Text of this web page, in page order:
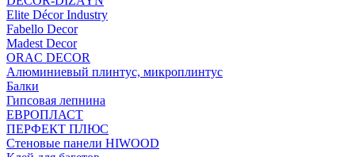
Elite Décor Industry
Fabello Decor
Madest Decor
ORAC DECOR
Алюминиевый плинтус, микроплинтус
Балки
Гипсовая лепнина
ЕВРОПЛАСТ
ПЕРФЕКТ ПЛЮС
Стеновые панели HIWOOD